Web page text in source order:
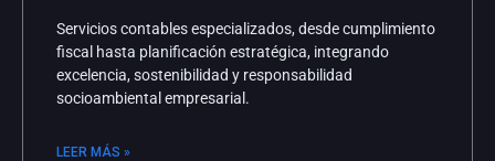
Servicios contables especializados, desde cumplimiento
fiscal hasta planificación estratégica, integrando
excelencia, sostenibilidad y responsabilidad
socioambiental empresarial.
LEER MÁS »